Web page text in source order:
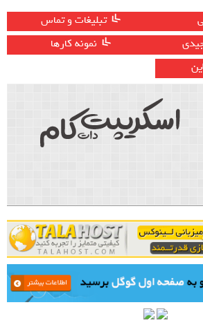
تبلیغات و تماس
نمونه کارها